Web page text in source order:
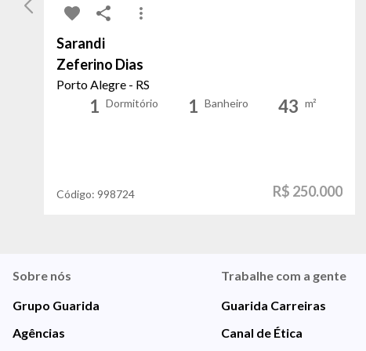
Sarandi
Zeferino Dias
Porto Alegre - RS
1 Dormitório 1 Banheiro 43 m²
Código: 998724 R$ 250.000
Sobre nós
Grupo Guarida
Agências
Trabalhe com a gente
Guarida Carreiras
Canal de Ética